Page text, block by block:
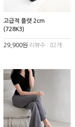
고급적 플랫 2cm
(728K3)
29,900원 리뷰수 : 82개